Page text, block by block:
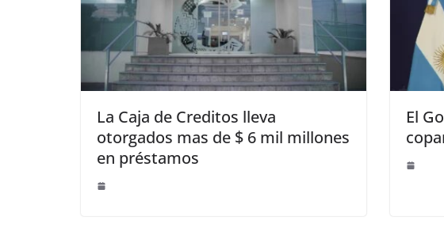
La Caja de Creditos lleva
otorgados mas de $ 6 mil millones
en préstamos
El